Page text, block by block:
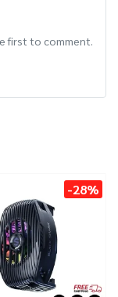
first to comment.
-28%